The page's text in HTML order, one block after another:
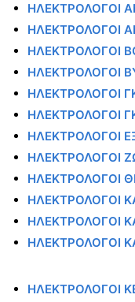
ΗΛΕΚΤΡΟΛΟΓΟΙ
ΗΛΕΚΤΡΟΛΟΓΟΙ
ΗΛΕΚΤΡΟΛΟΓΟΙ
ΗΛΕΚΤΡΟΛΟΓΟΙ
ΗΛΕΚΤΡΟΛΟΓΟΙ
ΗΛΕΚΤΡΟΛΟΓΟΙ
ΗΛΕΚΤΡΟΛΟΓΟΙ
ΗΛΕΚΤΡΟΛΟΓΟΙ
ΗΛΕΚΤΡΟΛΟΓΟΙ
ΗΛΕΚΤΡΟΛΟΓΟΙ
ΗΛΕΚΤΡΟΛΟΓΟΙ
ΗΛΕΚΤΡΟΛΟΓΟΙ
ΗΛΕΚΤΡΟΛΟΓΟΙ